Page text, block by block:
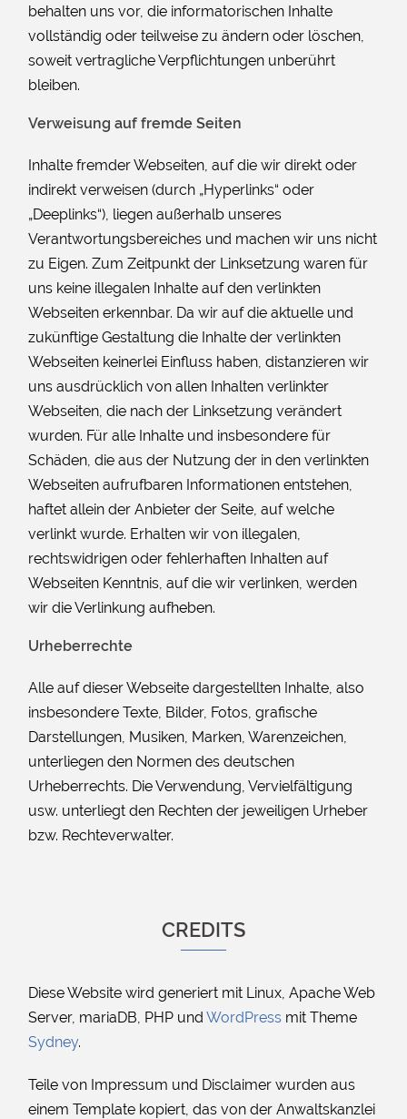
behalten uns vor, die informatorischen Inhalte
vollständig oder teilweise zu ändern oder löschen,
soweit vertragliche Verpflichtungen unberührt
bleiben.
Verweisung auf fremde Seiten
Inhalte fremder Webseiten, auf die wir direkt oder
indirekt verweisen (durch „Hyperlinks“ oder
„Deeplinks“), liegen außerhalb unseres
Verantwortungsbereiches und machen wir uns nicht
zu Eigen. Zum Zeitpunkt der Linksetzung waren für
uns keine illegalen Inhalte auf den verlinkten
Webseiten erkennbar. Da wir auf die aktuelle und
zukünftige Gestaltung die Inhalte der verlinkten
Webseiten keinerlei Einfluss haben, distanzieren wir
uns ausdrücklich von allen Inhalten verlinkter
Webseiten, die nach der Linksetzung verändert
wurden. Für alle Inhalte und insbesondere für
Schäden, die aus der Nutzung der in den verlinkten
Webseiten aufrufbaren Informationen entstehen,
haftet allein der Anbieter der Seite, auf welche
verlinkt wurde. Erhalten wir von illegalen,
rechtswidrigen oder fehlerhaften Inhalten auf
Webseiten Kenntnis, auf die wir verlinken, werden
wir die Verlinkung aufheben.
Urheberrechte
Alle auf dieser Webseite dargestellten Inhalte, also
insbesondere Texte, Bilder, Fotos, grafische
Darstellungen, Musiken, Marken, Warenzeichen,
unterliegen den Normen des deutschen
Urheberrechts. Die Verwendung, Vervielfältigung
usw. unterliegt den Rechten der jeweiligen Urheber
bzw. Rechteverwalter.
CREDITS
Diese Website wird generiert mit Linux, Apache Web
Server, mariaDB, PHP und WordPress mit Theme
Sydney.
Teile von Impressum und Disclaimer wurden aus
einem Template kopiert, das von der Anwaltskanzlei